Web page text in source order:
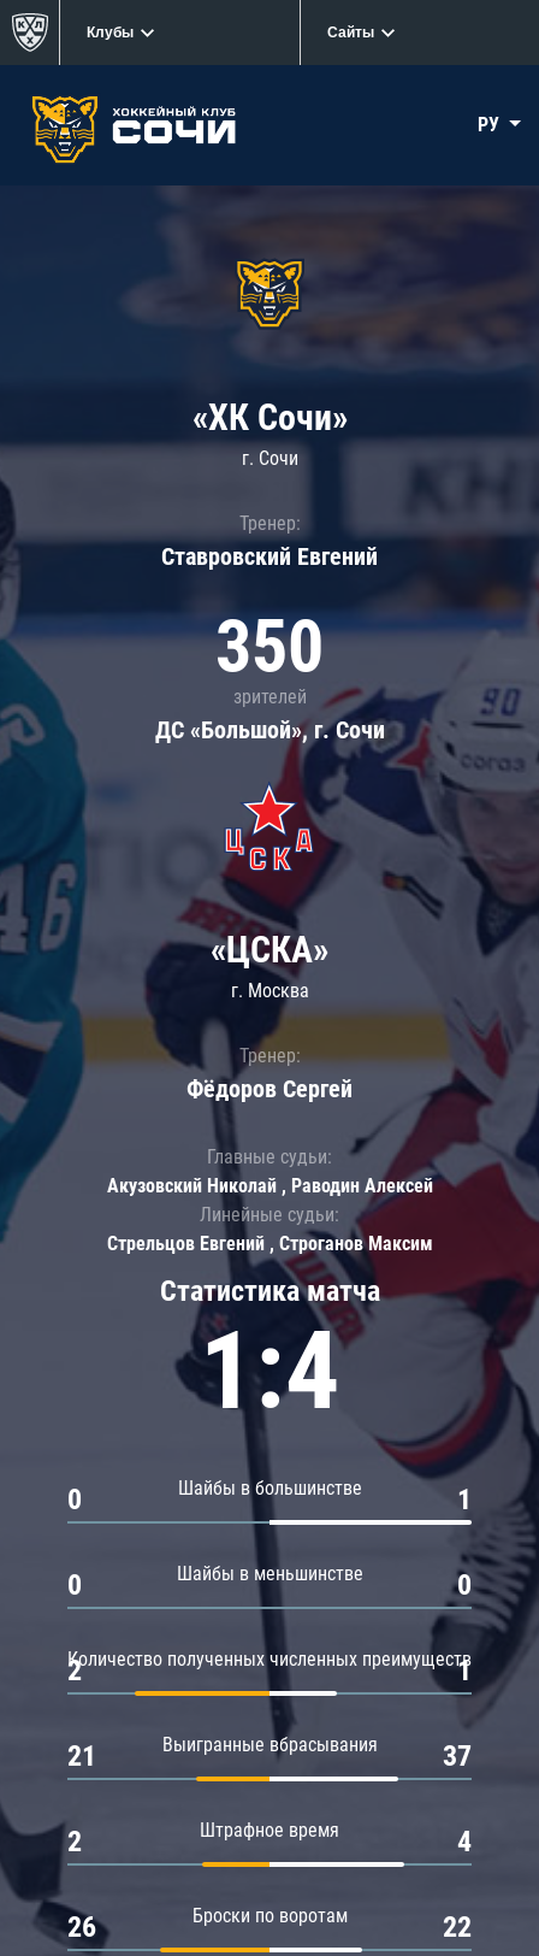
Клубы Сайты
РУ
«ХК Сочи»
г. Сочи
Тренер:
Ставровский Евгений
350
зрителей
ДС «Большой», г. Сочи
Статистика матча
1:4
Шайбы в большинстве
0 1
Шайбы в меньшинстве
0 0
Количество полученных численных преимуществ
2 1
Выигранные вбрасывания
21 37
Штрафное время
2 4
Броски по воротам
26 22
«ЦСКА»
г. Москва
Тренер:
Фёдоров Сергей
Главные судьи:
Акузовский Николай , Раводин Алексей
Линейные судьи:
Стрельцов Евгений , Строганов Максим